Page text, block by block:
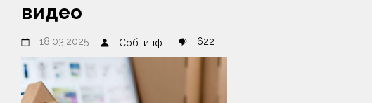
видео
18.03.2025 Соб. инф. 622